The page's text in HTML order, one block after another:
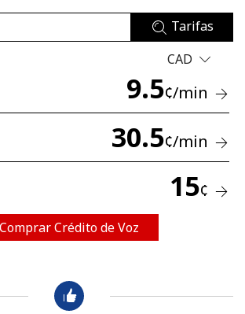
No se ha creado una contraseña
para recibir nuestras mejores
Tarifas
CAD
9.5¢/min
30.5¢/min
15¢
Comprar Crédito de Voz